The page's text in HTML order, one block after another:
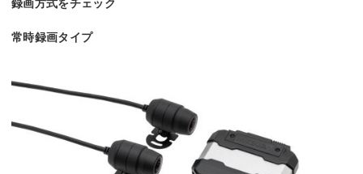
録画方式をチェック
常時録画タイプ